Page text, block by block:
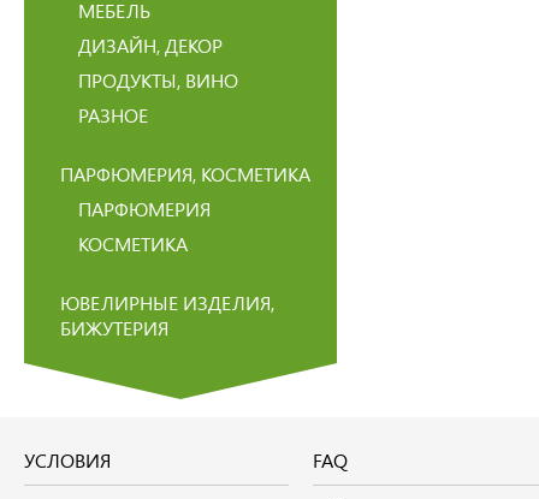
МЕБЕЛЬ
ДИЗАЙН, ДЕКОР
ПРОДУКТЫ, ВИНО
РАЗНОЕ
ПАРФЮМЕРИЯ, КОСМЕТИКА
ПАРФЮМЕРИЯ
КОСМЕТИКА
ЮВЕЛИРНЫЕ ИЗДЕЛИЯ,
БИЖУТЕРИЯ
УСЛОВИЯ FAQ